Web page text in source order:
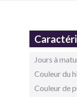
Jours à
Couleur du
Couleur de